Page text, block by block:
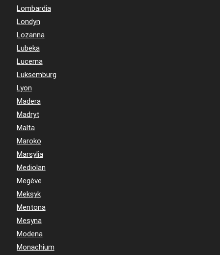
Lombardia
Londyn
Lozanna
Lubeka
Lucerna
Luksemburg
Lyon
Madera
Madryt
Malta
Maroko
Marsylia
Mediolan
Megève
Meksyk
Mentona
Mesyna
Modena
Monachium